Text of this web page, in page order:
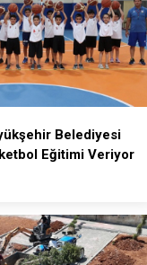
Belediyesi
Eğitimi Veriyor